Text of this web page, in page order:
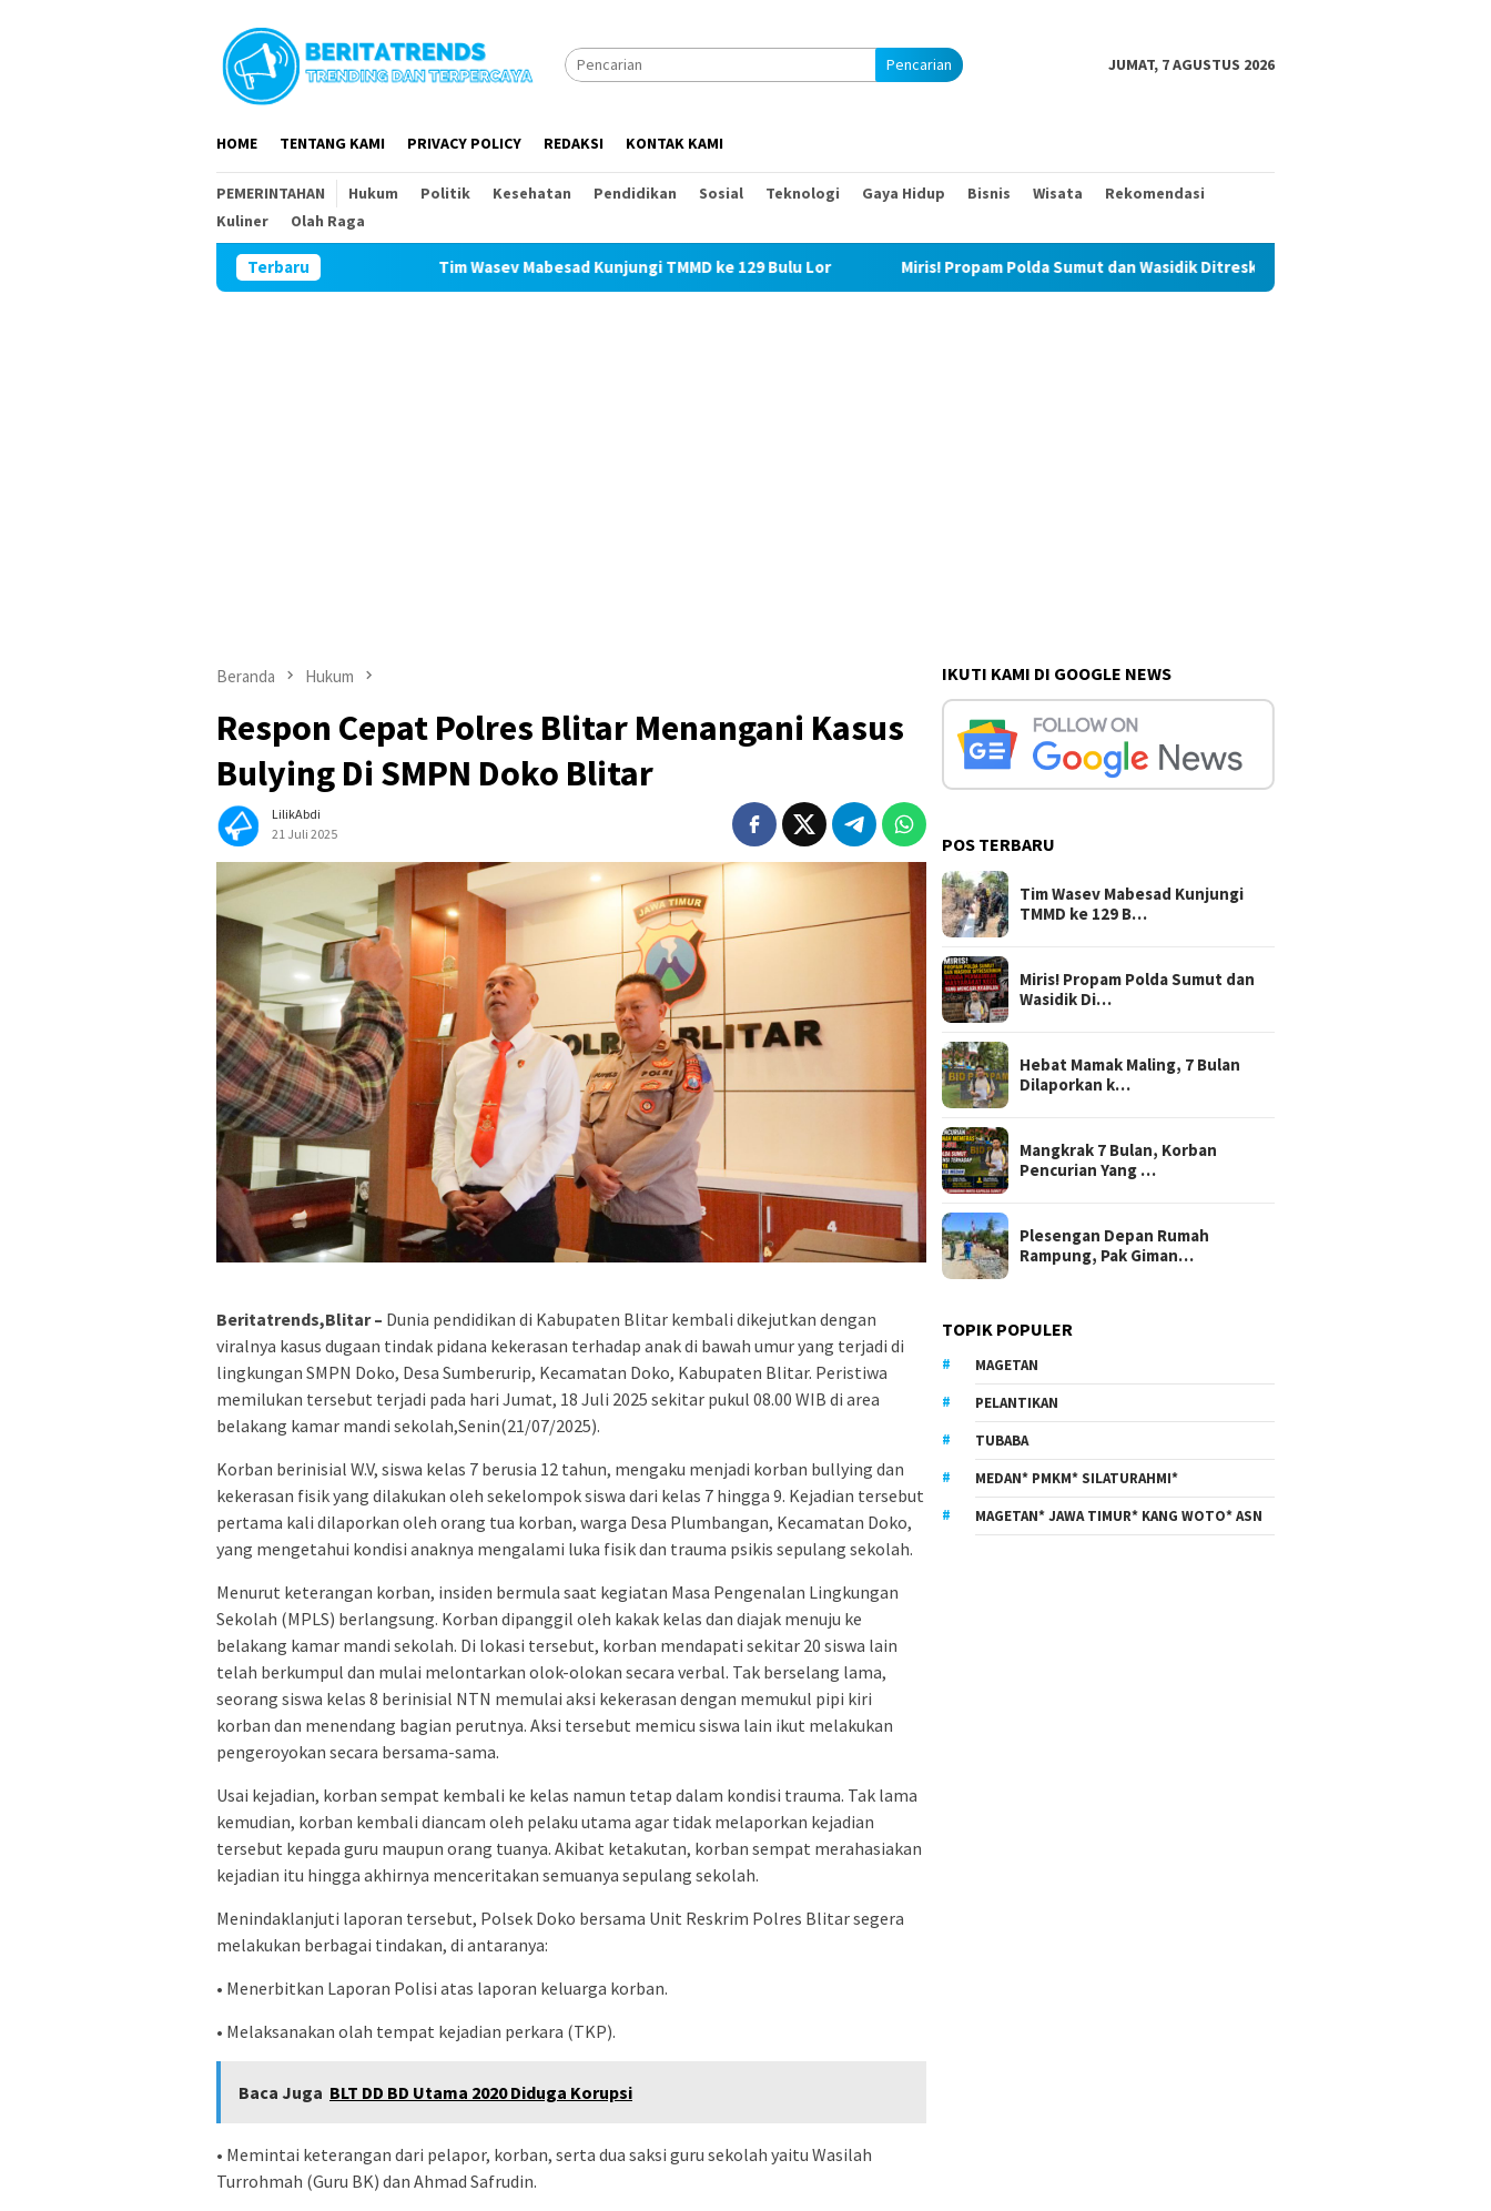
Pencarian JUMAT, 7 AGUSTUS 2026
HOME TENTANG KAMI PRIVACY POLICY REDAKSI KONTAK KAMI
PEMERINTAHAN Hukum Politik Kesehatan Pendidikan Sosial Teknologi Gaya Hidup Bisnis Wisata
Rekomendasi
Kuliner
Olah Raga
Terbaru
Tim Wasev Mabesad Kunjungi TMMD ke 129 Bulu Lor Miris! Propam Polda Sumut dan Wasidik Ditreskrimum Diduga Permainkan Masyarakat Kecil Yang
Beranda Hukum
Respon Cepat Polres Blitar Menangani Kasus
Bulying Di SMPN Doko Blitar
LilikAbdi
21 Juli 2025
Beritatrends,Blitar – Dunia pendidikan di Kabupaten Blitar kembali dikejutkan dengan
viralnya kasus dugaan tindak pidana kekerasan terhadap anak di bawah umur yang terjadi di
lingkungan SMPN Doko, Desa Sumberurip, Kecamatan Doko, Kabupaten Blitar. Peristiwa
memilukan tersebut terjadi pada hari Jumat, 18 Juli 2025 sekitar pukul 08.00 WIB di area
belakang kamar mandi sekolah,Senin(21/07/2025).
Korban berinisial W.V, siswa kelas 7 berusia 12 tahun, mengaku menjadi korban bullying dan
kekerasan fisik yang dilakukan oleh sekelompok siswa dari kelas 7 hingga 9. Kejadian tersebut
pertama kali dilaporkan oleh orang tua korban, warga Desa Plumbangan, Kecamatan Doko,
yang mengetahui kondisi anaknya mengalami luka fisik dan trauma psikis sepulang sekolah.
Menurut keterangan korban, insiden bermula saat kegiatan Masa Pengenalan Lingkungan
Sekolah (MPLS) berlangsung. Korban dipanggil oleh kakak kelas dan diajak menuju ke
belakang kamar mandi sekolah. Di lokasi tersebut, korban mendapati sekitar 20 siswa lain
telah berkumpul dan mulai melontarkan olok-olokan secara verbal. Tak berselang lama,
seorang siswa kelas 8 berinisial NTN memulai aksi kekerasan dengan memukul pipi kiri
korban dan menendang bagian perutnya. Aksi tersebut memicu siswa lain ikut melakukan
pengeroyokan secara bersama-sama.
Usai kejadian, korban sempat kembali ke kelas namun tetap dalam kondisi trauma. Tak lama
kemudian, korban kembali diancam oleh pelaku utama agar tidak melaporkan kejadian
tersebut kepada guru maupun orang tuanya. Akibat ketakutan, korban sempat merahasiakan
kejadian itu hingga akhirnya menceritakan semuanya sepulang sekolah.
Menindaklanjuti laporan tersebut, Polsek Doko bersama Unit Reskrim Polres Blitar segera
melakukan berbagai tindakan, di antaranya:
• Menerbitkan Laporan Polisi atas laporan keluarga korban.
• Melaksanakan olah tempat kejadian perkara (TKP).
Baca Juga BLT DD BD Utama 2020 Diduga Korupsi
• Memintai keterangan dari pelapor, korban, serta dua saksi guru sekolah yaitu Wasilah
Turrohmah (Guru BK) dan Ahmad Safrudin.
IKUTI KAMI DI GOOGLE NEWS
POS TERBARU
Tim Wasev Mabesad Kunjungi
TMMD ke 129 B…
Miris! Propam Polda Sumut dan
Wasidik Di…
Hebat Mamak Maling, 7 Bulan
Dilaporkan k…
Mangkrak 7 Bulan, Korban
Pencurian Yang …
Plesengan Depan Rumah
Rampung, Pak Giman…
TOPIK POPULER
MAGETAN
PELANTIKAN
TUBABA
MEDAN* PMKM* SILATURAHMI*
MAGETAN* JAWA TIMUR* KANG WOTO* ASN